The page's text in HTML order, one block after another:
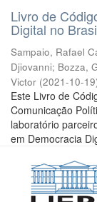
Livro de
Digital no
Sampaio, Rafael
Djiovanni; Bozza,
Victor (2021-10-19
Este Livro de
Comunicação
laboratório
em Democracia